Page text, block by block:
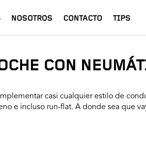
NOSOTROS CONTACTO TIPS
CON
casi cualquier estilo de
e incluso run-flat. A donde sea que